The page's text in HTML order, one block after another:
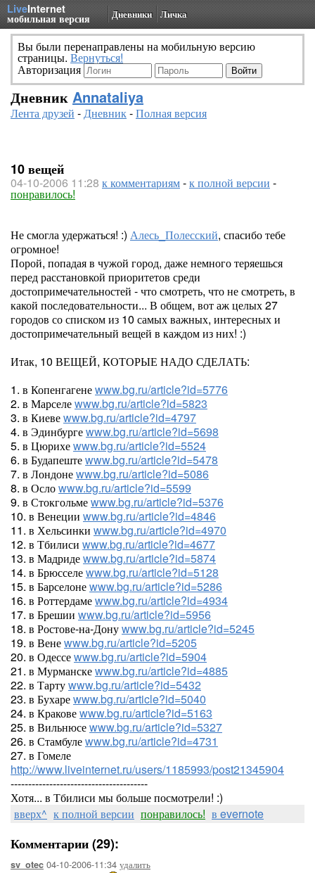
LiveInternet
мобильная версия Дневники Личка
Вы были перенаправлены на мобильную версию
страницы. Вернуться!
Авторизация
Дневник Annataliya
Лента друзей -Дневник-Полная версия
10 вещей
04-10-2006 11:28 к комментариям-к полной версии -
понравилось!
Не смогла удержаться! :) Алесь_Полесский, спасибо тебе
огромное!
Порой, попадая в чужой город, даже немного теряешься
перед расстановкой приоритетов среди
достопримечательностей - что смотреть, что не смотреть, в
какой последовательности... В общем, вот аж целых 27
городов со списком из 10 самых важных, интересных и
достопримечательный вещей в каждом из них! :)
Итак, 10 ВЕЩЕЙ, КОТОРЫЕ НАДО СДЕЛАТЬ:
1. в Копенгагенеwww.bg.ru/article?id=5776
2. в Марселеwww.bg.ru/article?id=5823
3. в Киевеwww.bg.ru/article?id=4797
4. в Эдинбургеwww.bg.ru/article?id=5698
5. в Цюрихеwww.bg.ru/article?id=5524
6. в Будапештеwww.bg.ru/article?id=5478
7. в Лондонеwww.bg.ru/article?id=5086
8. в Ослоwww.bg.ru/article?id=5599
9. в Стокгольмеwww.bg.ru/article?id=5376
10. в Венеции www.bg.ru/article?id=4846
11. в Хельсинки www.bg.ru/article?id=4970
12. в Тбилиси www.bg.ru/article?id=4677
13. в Мадридеwww.bg.ru/article?id=5874
14. в Брюсселеwww.bg.ru/article?id=5128
15. в Барселонеwww.bg.ru/article?id=5286
16. в Роттердамеwww.bg.ru/article?id=4934
17. в Брешии www.bg.ru/article?id=5956
18. в Ростове-на-Донуwww.bg.ru/article?id=5245
19. в Венеwww.bg.ru/article?id=5205
20. в Одессеwww.bg.ru/article?id=5904
21. в Мурманскеwww.bg.ru/article?id=4885
22. в Тартуwww.bg.ru/article?id=5432
23. в Бухареwww.bg.ru/article?id=5040
24. в Краковеwww.bg.ru/article?id=5163
25. в Вильнюсеwww.bg.ru/article?id=5327
26. в Стамбулеwww.bg.ru/article?id=4731
27. в Гомеле
http://www.liveinternet.ru/users/1185993/post21345904
---------------------------------------
Хотя... в Тбилиси мы больше посмотрели! :)
вверх^ к полной версии понравилось! в evernote
Комментарии (29):
sv_otec 04-10-2006-11:34 удалить